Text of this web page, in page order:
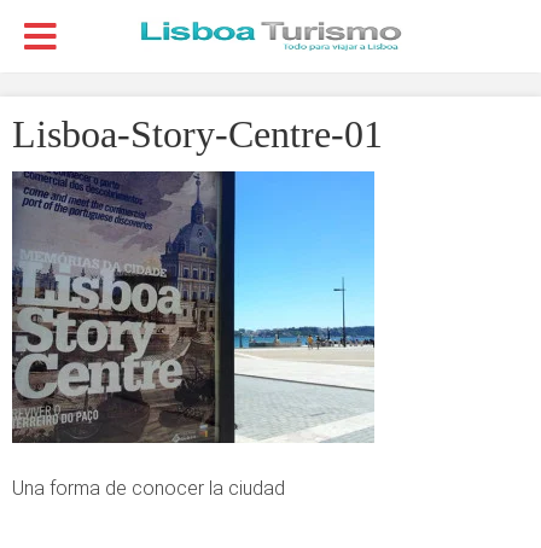
Lisboa-Story-Centre-01
Una forma de conocer la ciudad